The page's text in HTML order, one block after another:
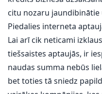
citu nozaru jaundibinātie
Piedalies interneta
Lai arī cik neticami
tiešsaistes aptaujās, ir
naudas summa nebūs
bet toties tā sniedz